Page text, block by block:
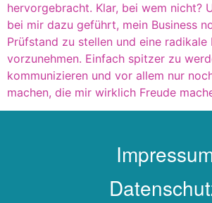
hervorgebracht. Klar, bei wem nicht?
bei mir dazu geführt, mein Business
Prüfstand zu stellen und eine radikale
vorzunehmen. Einfach spitzer zu
kommunizieren und vor allem nur
machen, die mir wirklich Freude